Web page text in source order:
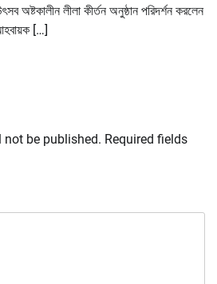
অষ্টকালীন লীলা কীর্তন অনুষ্ঠান পরিদর্শন করলেন
[…]
be published. Required fields